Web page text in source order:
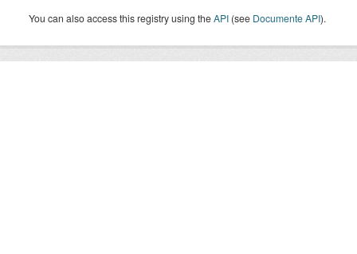
You can also access this registry using theAPI (see Documente API).